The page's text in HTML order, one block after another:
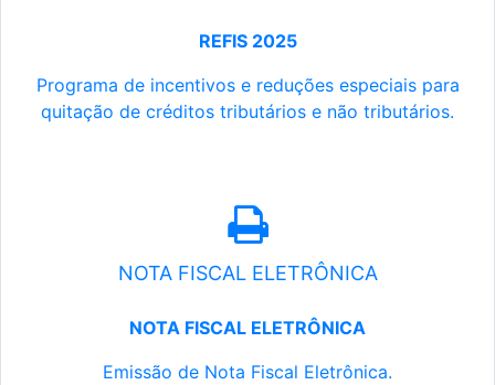
REFIS 2025
Programa de incentivos e reduções especiais para
quitação de créditos tributários e não tributários.
NOTA FISCAL ELETRÔNICA
NOTA FISCAL ELETRÔNICA
Emissão de Nota Fiscal Eletrônica.